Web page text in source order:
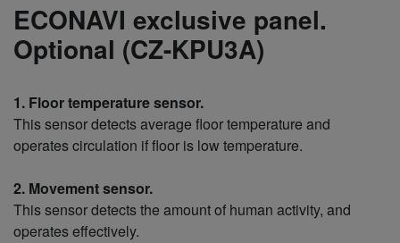
ECONAVI exclusive panel.
Optional (CZ-KPU3A)
1. Floor temperature sensor.
This sensor detects average floor temperature and
operates circulation if floor is low temperature.
2. Movement sensor.
This sensor detects the amount of human activity, and
operates effectively.